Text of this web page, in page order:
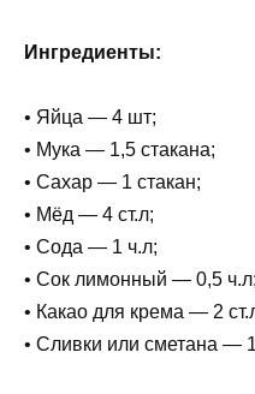
Ингредиенты:
• Яйца — 4 шт;
• Мука — 1,5 стакана;
• Сахар — 1 стакан;
• Мёд — 4 ст.л;
• Сода — 1 ч.л;
• Сок лимонный — 0,5 ч.л;
• Какао для крема — 2
• Сливки или сметана — 1